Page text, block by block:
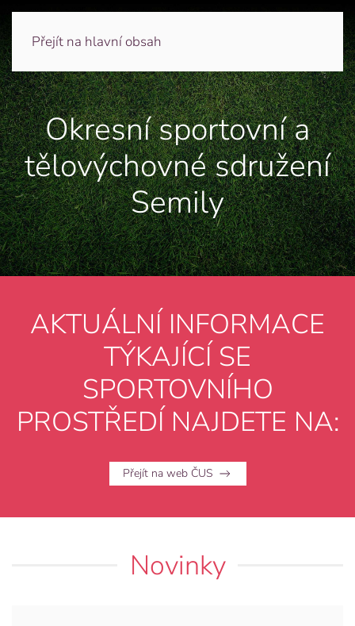
Přejít na hlavní obsah
Okresní sportovní a
tělovýchovné sdružení
Semily
AKTUÁLNÍ INFORMACE
TÝKAJÍCÍ SE
SPORTOVNÍHO
PROSTŘEDÍ NAJDETE NA:
Přejít na web ČUS
Novinky